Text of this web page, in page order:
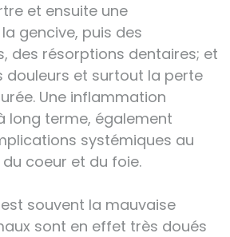
et ensuite une
gencive, puis des
des résorptions dentaires; et
douleurs et surtout la perte
Une inflammation
long terme, également
systémiques au
coeur et du foie.
souvent la mauvaise
sont en effet très doués